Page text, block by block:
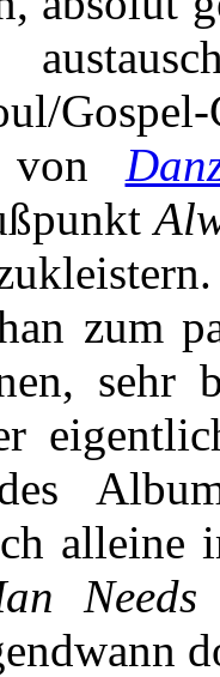
von
zum
sehr
alleine